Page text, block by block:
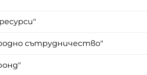
сътрудничество"